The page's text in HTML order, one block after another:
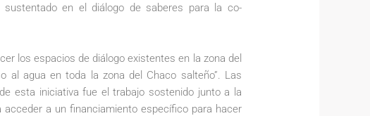
en el diálogo de saberes para la co-
los espacios de diálogo existentes en la zona del
al agua en toda la zona del Chaco salteño”. Las
esta iniciativa fue el trabajo sostenido junto a la
a un financiamiento específico para hacer